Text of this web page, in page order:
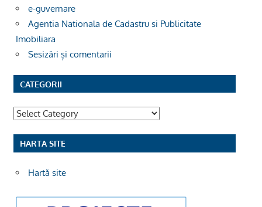
e-guvernare
Agentia Nationala de Cadastru si Publicitate
Imobiliara
Sesizări și comentarii
CATEGORII
Categorii
HARTA SITE
Hartă site